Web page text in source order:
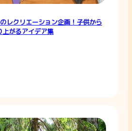
レクリエーション企画！子供から
上がるアイデア集